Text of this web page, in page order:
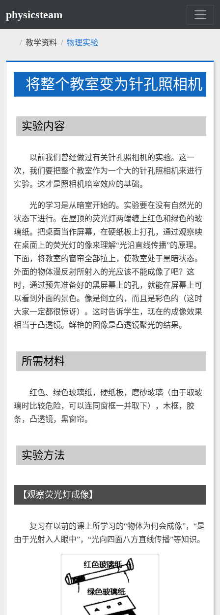
physicsteam
教学资料 物理实验
将整个教室变为针孔照相机
实验内容
以前我们曾经做过有关针孔照相机的实验。这一
次，我们要把整个教室作为一个大的针孔照相机来进行
实验。这才是照相机暗室效应的基础。
光的学习是从暗室开始的。实验要在没有自然光的
状态下进行。在屋顶的荧光灯两端缠上红色和绿色的玻
璃纸。把桌面当作屏幕，在硬纸板上打孔，通过观察映
在桌面上的荧光灯的像来理解“光沿直线传播”的原理。
下面，将教室的窗帘全部拉上，使教室处于黑暗状态。
外面的物体漫反射所射入的光应该不能成像了吧？这
时，通过预先准备好的黑屏幕上的孔，就能在屏幕上可
以看到外面的景色。像是倒立的，而且是彩色的（这时
大家一定都很惊讶）。这时告诉学生，现在的成像效果
相当于凸透镜。鲜艳的图像是凸透镜聚光的结果。
所需材料
红色、绿色玻璃纸，硬纸板，磨砂玻璃（由于取玻
璃时比较危险，可以连同窗框一并取下），木框，胶
条，凸透镜，黑窗帘。
实验方法
【观察荧光灯成像】
复习在以前的课上所学习的“物体为何会成像”，“是
由于光射入人眼中”，“光向四面八方直线传播”等知识。